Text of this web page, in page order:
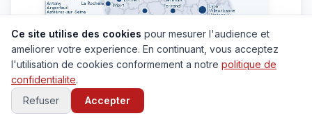
Ce site utilise des cookies pour mesurer l'audience et
ameliorer votre experience. En continuant, vous acceptez
l'utilisation de cookies conformement a notre politique de
confidentialite.
Refuser
Accepter